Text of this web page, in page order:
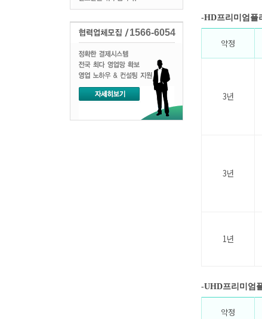
1566-6054
-HD프리미엄플
약정
3년
3년
1년
-UHD프리미엄
약정